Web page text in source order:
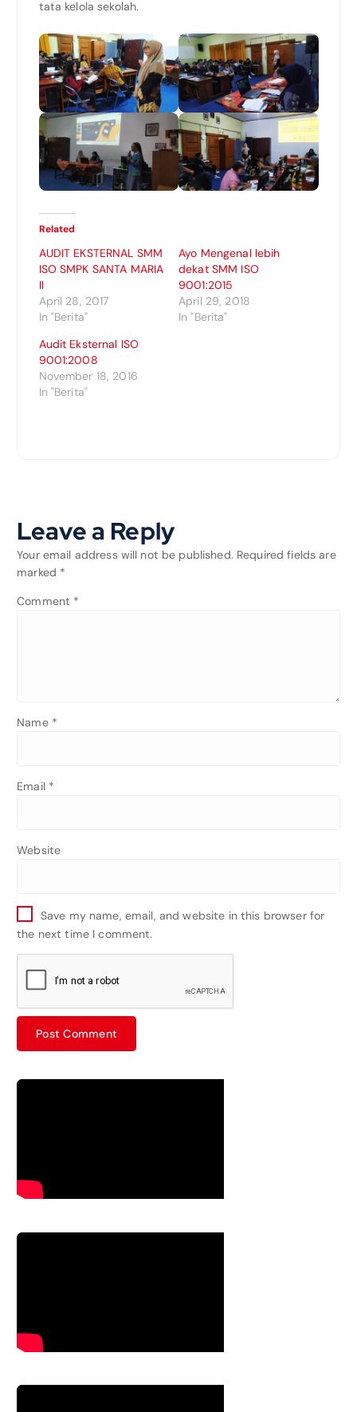
tata kelola sekolah.
Related
AUDIT EKSTERNAL SMM
ISO SMPK SANTA MARIA
II
April 28, 2017
In "Berita"
Ayo Mengenal lebih
dekat SMM ISO
9001:2015
April 29, 2018
In "Berita"
Audit Eksternal ISO
9001:2008
November 18, 2016
In "Berita"
Leave a Reply
Your email address will not be published. Required fields are
marked *
Comment *
Name *
Email *
Website
Save my name, email, and website in this browser for
the next time I comment.